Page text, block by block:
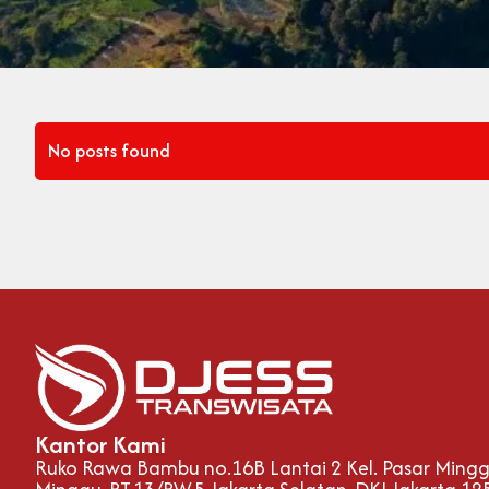
No posts found
Kantor Kami
Ruko Rawa Bambu no.16B Lantai 2 Kel. Pasar